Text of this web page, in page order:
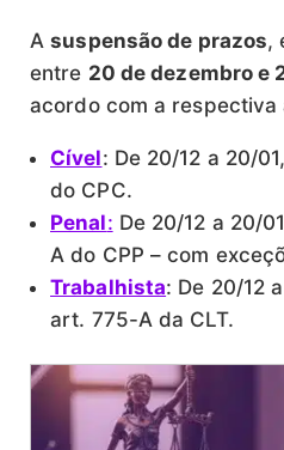
Asuspensão de prazos,
entre 20 de dezembro e
acordo com a respectiva
Cível: De 20/12 a 20/
do CPC.
Penal: De 20/12 a 20/
A do CPP – com
Trabalhista: De 20/12
art. 775-A da CLT.